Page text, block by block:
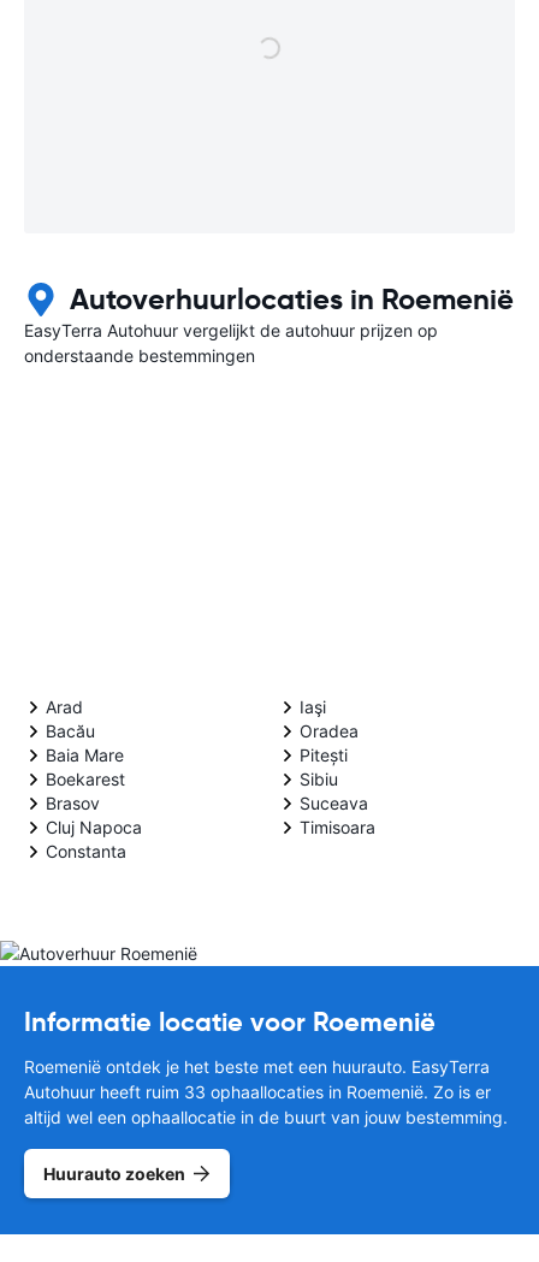
Autoverhuurlocaties in Roemenië
EasyTerra Autohuur vergelijkt de autohuur prijzen op
onderstaande bestemmingen
Arad
Bacău
Baia Mare
Boekarest
Brasov
Cluj Napoca
Constanta
Iaşi
Oradea
Pitești
Sibiu
Suceava
Timisoara
Informatie locatie voor Roemenië
Roemenië ontdek je het beste met een huurauto. EasyTerra
Autohuur heeft ruim 33 ophaallocaties in Roemenië. Zo is er
altijd wel een ophaallocatie in de buurt van jouw bestemming.
Huurauto zoeken